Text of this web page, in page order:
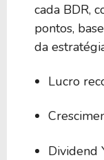
BIGS39
BIAK39
cada BDR,
pontos,
da
Lucro
Dividend